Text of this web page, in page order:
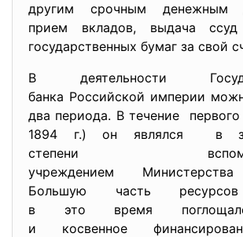
другим срочным денежным
прием вкладов, выдача
государственных бумаг за свой
В деятельности
банка Российской империи
два периода. В течение первого
1894 г.) он являлся в
степени
учреждением
Большую часть ресурсов
в это время
и косвенное